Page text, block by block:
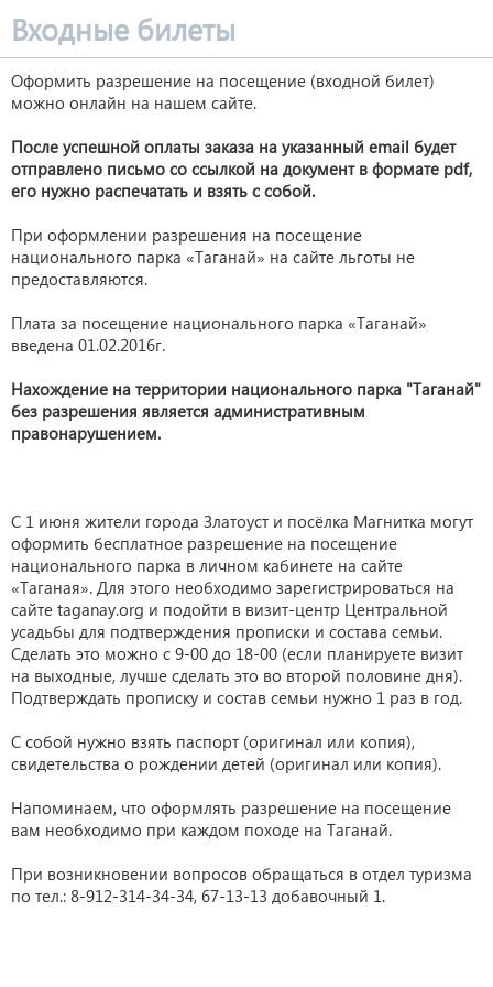
Входные билеты
Оформить разрешение на посещение (входной билет)
можно онлайн на нашем сайте.
После успешной оплаты заказа на указанный email будет
отправлено письмо со ссылкой на документ в формате pdf,
его нужно распечатать и взять с собой.
При оформлении разрешения на посещение
национального парка «Таганай» на сайте льготы не
предоставляются.
Плата за посещение национального парка «Таганай»
введена 01.02.2016г.
Нахождение на территории национального парка "Таганай"
без разрешения является административным
правонарушением.
С 1 июня жители города Златоуст и посёлка Магнитка могут
оформить бесплатное разрешение на посещение
национального парка в личном кабинете на сайте
«Таганая». Для этого необходимо зарегистрироваться на
сайте taganay.org и подойти в визит-центр Центральной
усадьбы для подтверждения прописки и состава семьи.
Сделать это можно с 9-00 до 18-00 (если планируете визит
на выходные, лучше сделать это во второй половине дня).
Подтверждать прописку и состав семьи нужно 1 раз в год.
С собой нужно взять паспорт (оригинал или копия),
свидетельства о рождении детей (оригинал или копия).
Напоминаем, что оформлять разрешение на посещение
вам необходимо при каждом походе на Таганай.
При возникновении вопросов обращаться в отдел туризма
по тел.: 8-912-314-34-34, 67-13-13 добавочный 1.